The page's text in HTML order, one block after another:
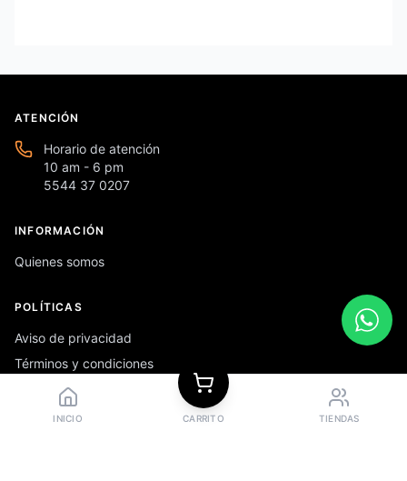
INICIO CARRITO TIENDAS
ATENCIÓN
Horario de atención
10 am - 6 pm
5544 37 0207
INFORMACIÓN
Quienes somos
POLÍTICAS
Aviso de privacidad
Términos y condiciones
Preguntas frecuentes